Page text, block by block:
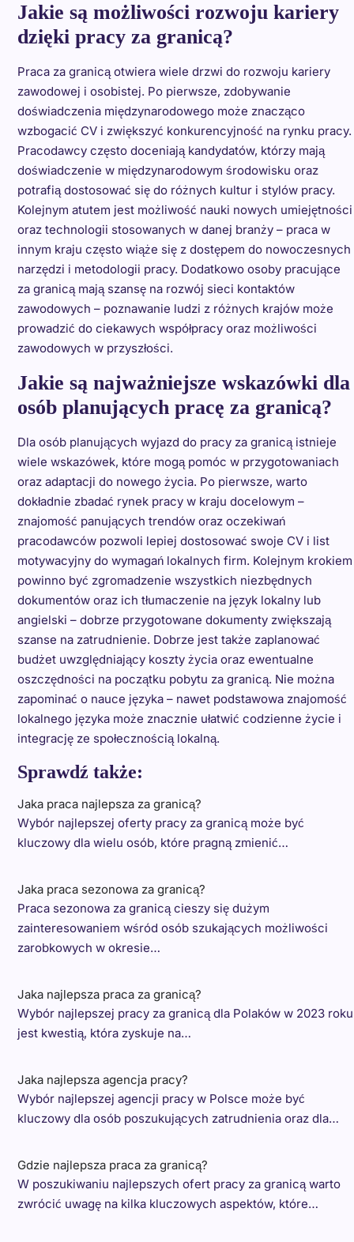
Jakie są możliwości rozwoju kariery
dzięki pracy za granicą?
Praca za granicą otwiera wiele drzwi do rozwoju kariery
zawodowej i osobistej. Po pierwsze, zdobywanie
doświadczenia międzynarodowego może znacząco
wzbogacić CV i zwiększyć konkurencyjność na rynku pracy.
Pracodawcy często doceniają kandydatów, którzy mają
doświadczenie w międzynarodowym środowisku oraz
potrafią dostosować się do różnych kultur i stylów pracy.
Kolejnym atutem jest możliwość nauki nowych umiejętności
oraz technologii stosowanych w danej branży – praca w
innym kraju często wiąże się z dostępem do nowoczesnych
narzędzi i metodologii pracy. Dodatkowo osoby pracujące
za granicą mają szansę na rozwój sieci kontaktów
zawodowych – poznawanie ludzi z różnych krajów może
prowadzić do ciekawych współpracy oraz możliwości
zawodowych w przyszłości.
Jakie są najważniejsze wskazówki dla
osób planujących pracę za granicą?
Dla osób planujących wyjazd do pracy za granicą istnieje
wiele wskazówek, które mogą pomóc w przygotowaniach
oraz adaptacji do nowego życia. Po pierwsze, warto
dokładnie zbadać rynek pracy w kraju docelowym –
znajomość panujących trendów oraz oczekiwań
pracodawców pozwoli lepiej dostosować swoje CV i list
motywacyjny do wymagań lokalnych firm. Kolejnym krokiem
powinno być zgromadzenie wszystkich niezbędnych
dokumentów oraz ich tłumaczenie na język lokalny lub
angielski – dobrze przygotowane dokumenty zwiększają
szanse na zatrudnienie. Dobrze jest także zaplanować
budżet uwzględniający koszty życia oraz ewentualne
oszczędności na początku pobytu za granicą. Nie można
zapominać o nauce języka – nawet podstawowa znajomość
lokalnego języka może znacznie ułatwić codzienne życie i
integrację ze społecznością lokalną.
Sprawdź także:
Jaka praca najlepsza za granicą?
Wybór najlepszej oferty pracy za granicą może być
kluczowy dla wielu osób, które pragną zmienić…
Jaka praca sezonowa za granicą?
Praca sezonowa za granicą cieszy się dużym
zainteresowaniem wśród osób szukających możliwości
zarobkowych w okresie…
Jaka najlepsza praca za granicą?
Wybór najlepszej pracy za granicą dla Polaków w 2023 roku
jest kwestią, która zyskuje na…
Jaka najlepsza agencja pracy?
Wybór najlepszej agencji pracy w Polsce może być
kluczowy dla osób poszukujących zatrudnienia oraz dla…
Gdzie najlepsza praca za granicą?
W poszukiwaniu najlepszych ofert pracy za granicą warto
zwrócić uwagę na kilka kluczowych aspektów, które…